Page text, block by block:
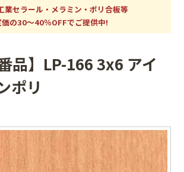
業セラール・メラミン・ポリ合板等
価の30～40％OFFでご提供中!
番品】LP-166 3x6 アイ
ポリ